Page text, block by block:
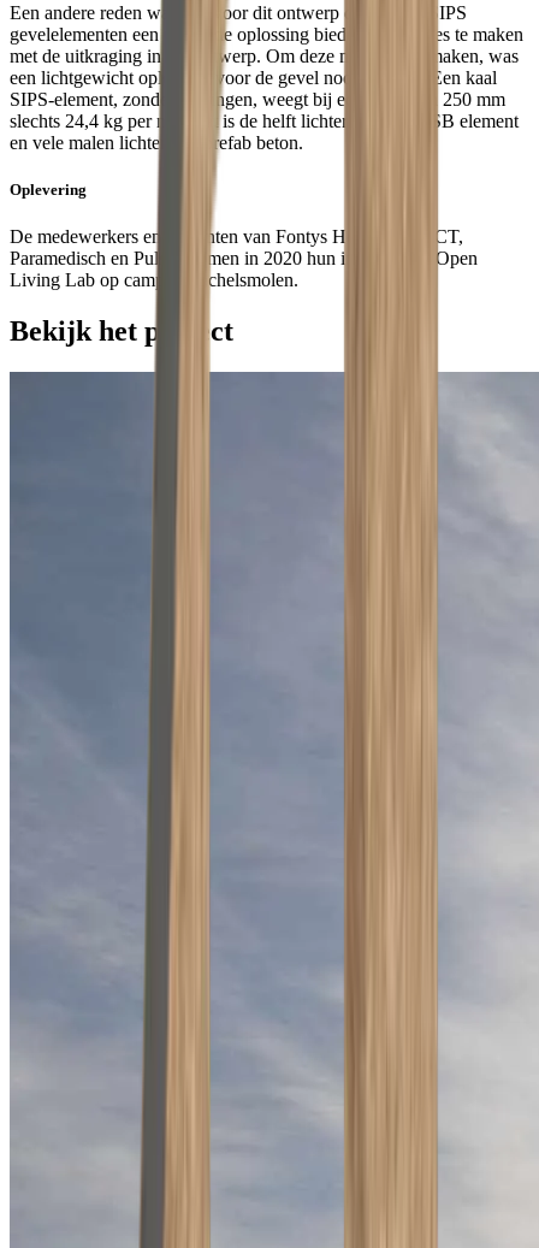
Een andere reden waarom voor dit ontwerp de Unidek SIPS
gevelelementen een passende oplossing bieden, heeft alles te maken
met de uitkraging in het ontwerp. Om deze mogelijk te maken, was
een lichtgewicht oplossing voor de gevel noodzakelijk. Een kaal
SIPS-element, zonder sparingen, weegt bij een dikte van 250 mm
slechts 24,4 kg per m2. Dat is de helft lichter dan een HSB element
en vele malen lichter dan prefab beton.
Oplevering
De medewerkers en studenten van Fontys Hogeschool ICT,
Paramedisch en Pulsed namen in 2020 hun intrek in het Open
Living Lab op campus Rachelsmolen.
Bekijk het project